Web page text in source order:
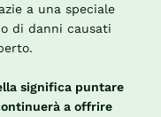
a una speciale
di danni causati
significa puntare
a offrire